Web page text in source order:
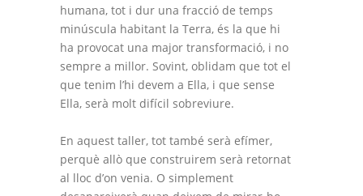
humana, tot i dur una fracció de temps
minúscula habitant la Terra, és la que hi
ha provocat una major transformació, i no
sempre a millor. Sovint, oblidam que tot el
que tenim l’hi devem a Ella, i que sense
Ella, serà molt difícil sobreviure.
En aquest taller, tot també serà efímer,
perquè allò que construirem serà retornat
al lloc d’on venia. O simplement